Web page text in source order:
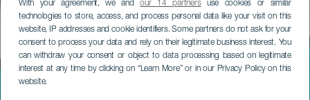
With your agreement, we andour 14 partnersuse cookies or similar
technologies to store, access, and process personal data like your visit on this
website, IP addresses and cookie identifiers. Some partners do not ask for your
consent to process your data and rely on their legitimate business interest. You
can withdraw your consent or object to data processing based on legitimate
interest at any time by clicking on “Learn More” or in our Privacy Policy on this
website.